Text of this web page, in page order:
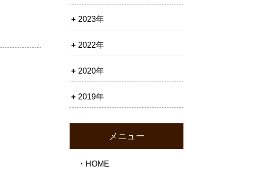
2023年
2022年
2020年
2019年
メニュー
・HOME